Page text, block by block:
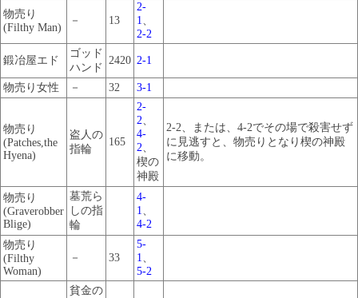
物売り
(Filthy Man)
－ 13
2-
1、
2-2
鍛冶屋エド
ゴッド
ハンド
2420 2-1
物売り女性 － 32 3-1
物売り
(Patches,the
Hyena)
盗人の
指輪
165
2-
2、
4-
2、
楔の
神殿
2-2、または、4-2でその場で殺害せず
に見逃すと、物売りとなり楔の神殿
に移動。
物売り
(Graverobber
Blige)
墓荒ら
しの指
輪
4-
1、
4-2
物売り
(Filthy
Woman)
－ 33
5-
1、
5-2
貧金の